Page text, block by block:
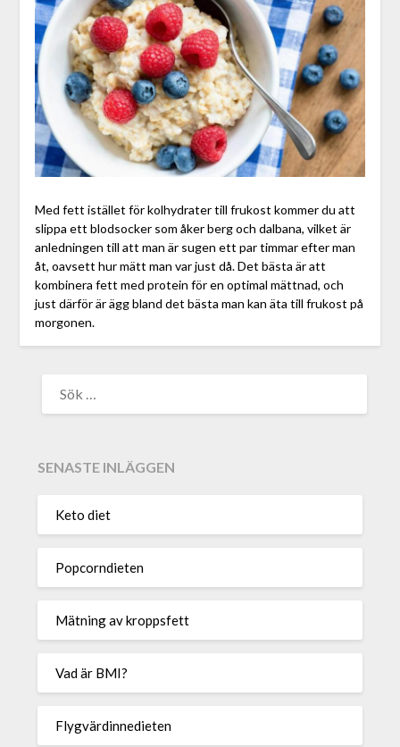
Med fett istället för kolhydrater till frukost kommer du att
slippa ett blodsocker som åker berg och dalbana, vilket är
anledningen till att man är sugen ett par timmar efter man
åt, oavsett hur mätt man var just då. Det bästa är att
kombinera fett med protein för en optimal mättnad, och
just därför är ägg bland det bästa man kan äta till frukost på
morgonen.
SENASTE INLÄGGEN
Keto diet
Popcorndieten
Mätning av kroppsfett
Vad är BMI?
Flygvärdinnedieten